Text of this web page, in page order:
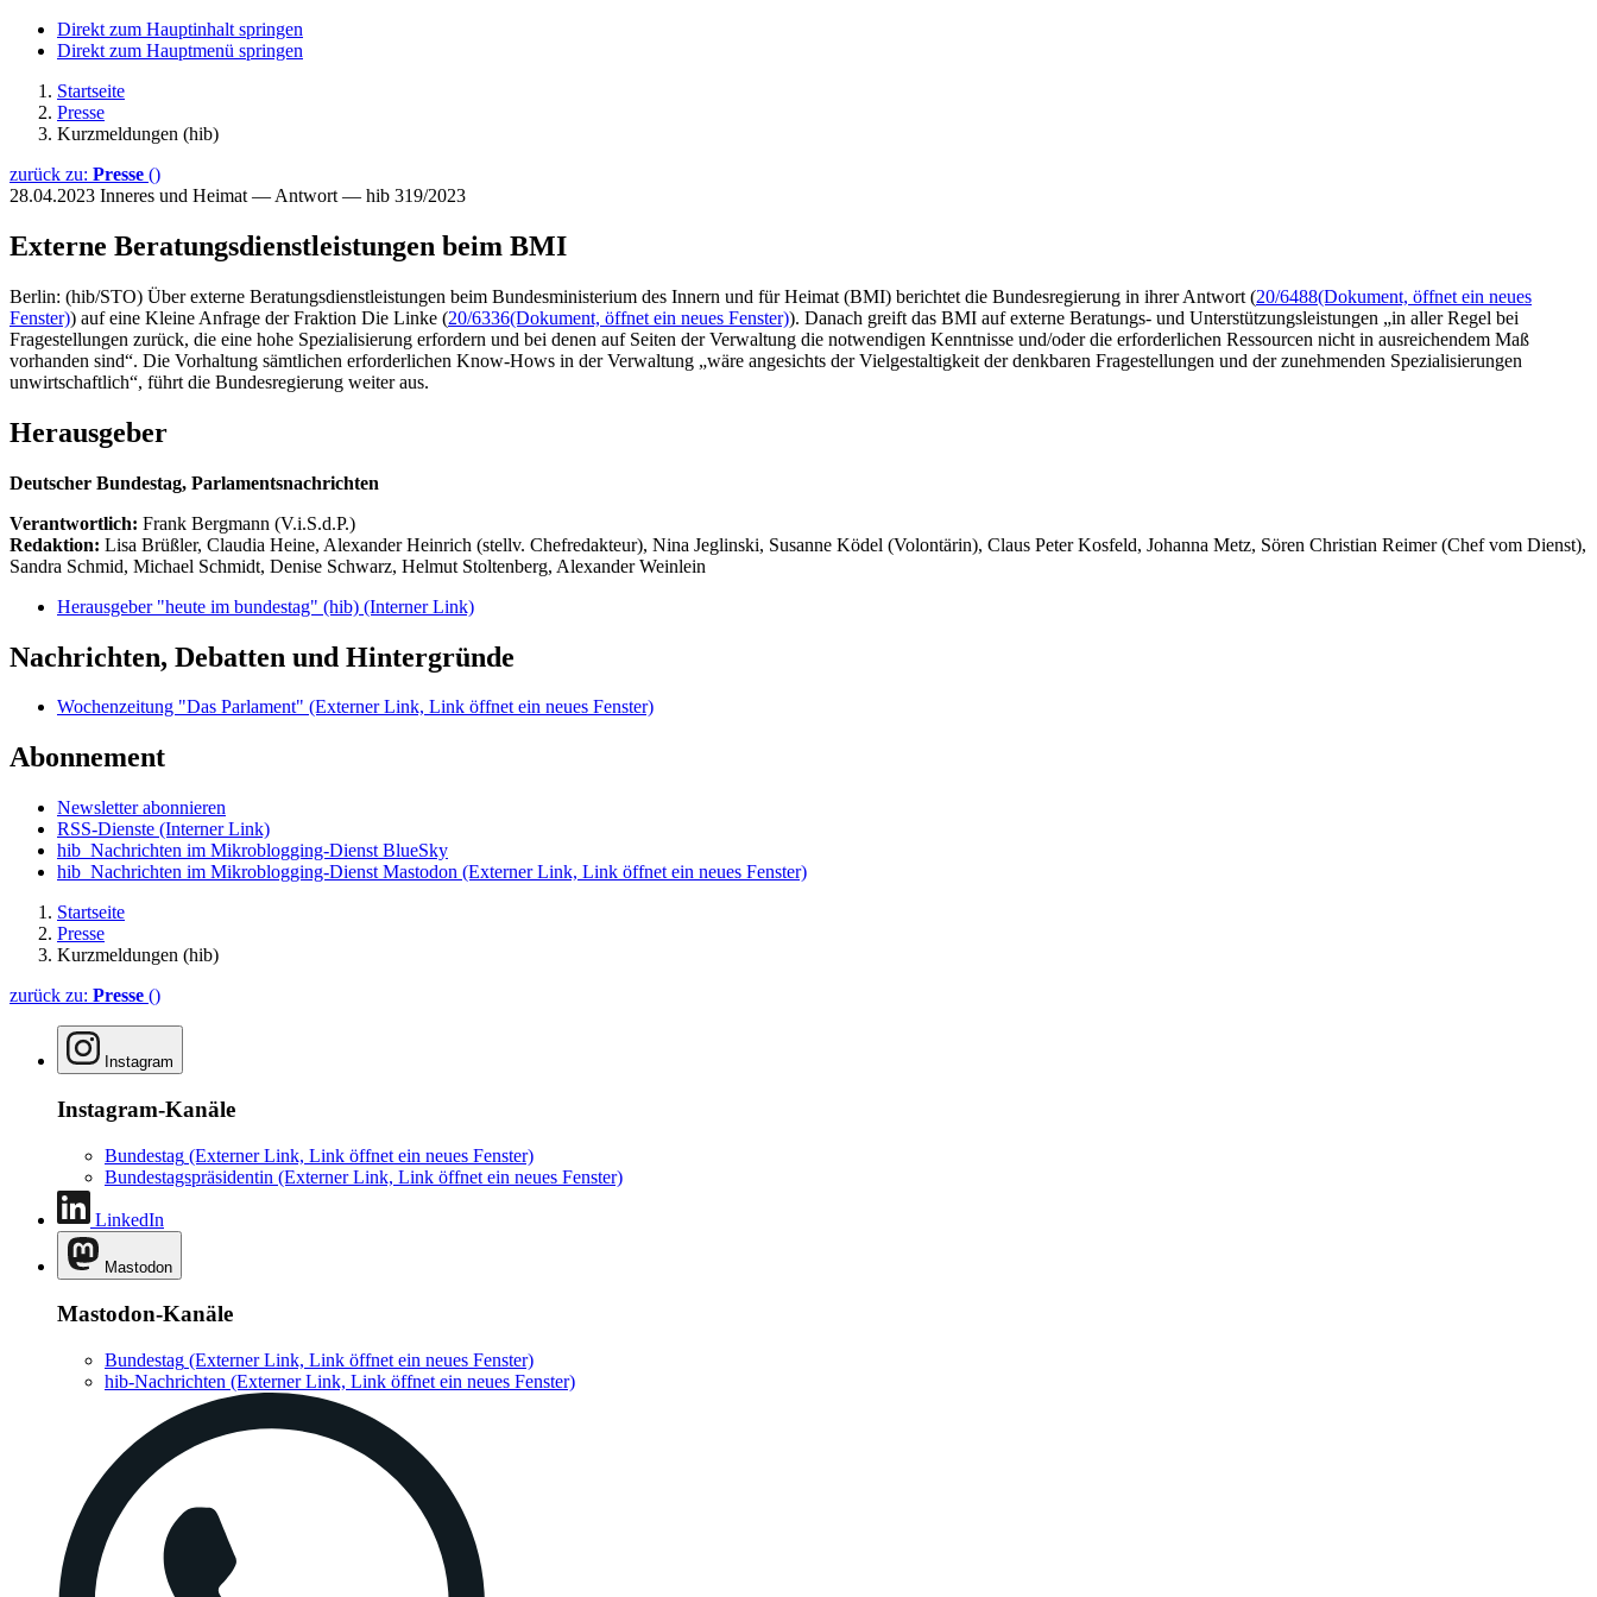
Direkt zum Hauptinhalt springen
Direkt zum Hauptmenü springen
Startseite
Presse
Kurzmeldungen (hib)
zurück zu: Presse ()
28.04.2023 Inneres und Heimat — Antwort — hib 319/2023
Externe Beratungsdienstleistungen beim BMI
Berlin: (hib/STO) Über externe Beratungsdienstleistungen beim Bundesministerium des Innern und für Heimat (BMI) berichtet die Bundesregierung in ihrer Antwort (20/6488(Dokument, öffnet ein neues
Fenster)) auf eine Kleine Anfrage der Fraktion Die Linke (20/6336(Dokument, öffnet ein neues Fenster)). Danach greift das BMI auf externe Beratungs- und Unterstützungsleistungen „in aller Regel bei
Fragestellungen zurück, die eine hohe Spezialisierung erfordern und bei denen auf Seiten der Verwaltung die notwendigen Kenntnisse und/oder die erforderlichen Ressourcen nicht in ausreichendem Maß
vorhanden sind“. Die Vorhaltung sämtlichen erforderlichen Know-Hows in der Verwaltung „wäre angesichts der Vielgestaltigkeit der denkbaren Fragestellungen und der zunehmenden Spezialisierungen
unwirtschaftlich“, führt die Bundesregierung weiter aus.
Herausgeber
Deutscher Bundestag, Parlamentsnachrichten
Verantwortlich: Frank Bergmann (V.i.S.d.P.)
Redaktion: Lisa Brüßler, Claudia Heine, Alexander Heinrich (stellv. Chefredakteur), Nina Jeglinski, Susanne Ködel (Volontärin), Claus Peter Kosfeld, Johanna Metz, Sören Christian Reimer (Chef vom Dienst),
Sandra Schmid, Michael Schmidt, Denise Schwarz, Helmut Stoltenberg, Alexander Weinlein
Herausgeber "heute im bundestag" (hib) (Interner Link)
Nachrichten, Debatten und Hintergründe
Wochenzeitung "Das Parlament" (Externer Link, Link öffnet ein neues Fenster)
Abonnement
Newsletter abonnieren
RSS-Dienste (Interner Link)
hib_Nachrichten im Mikroblogging-Dienst BlueSky
hib_Nachrichten im Mikroblogging-Dienst Mastodon (Externer Link, Link öffnet ein neues Fenster)
Startseite
Presse
Kurzmeldungen (hib)
zurück zu: Presse ()
Instagram
Instagram-Kanäle
Bundestag (Externer Link, Link öffnet ein neues Fenster)
Bundestagspräsidentin (Externer Link, Link öffnet ein neues Fenster)
LinkedIn
Mastodon
Mastodon-Kanäle
Bundestag (Externer Link, Link öffnet ein neues Fenster)
hib-Nachrichten (Externer Link, Link öffnet ein neues Fenster)